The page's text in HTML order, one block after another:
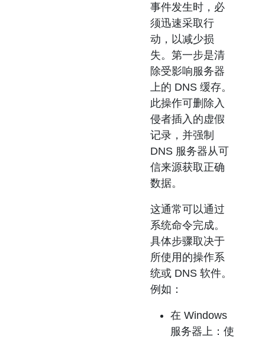
事件发生时，必
须迅速采取行
动，以减少损
失。第一步是清
除受影响服务器
上的 DNS 缓存。
此操作可删除入
侵者插入的虚假
记录，并强制
DNS 服务器从可
信来源获取正确
数据。
这通常可以通过
系统命令完成。
具体步骤取决于
所使用的操作系
统或 DNS 软件。
例如：
在 Windows
服务器上：使